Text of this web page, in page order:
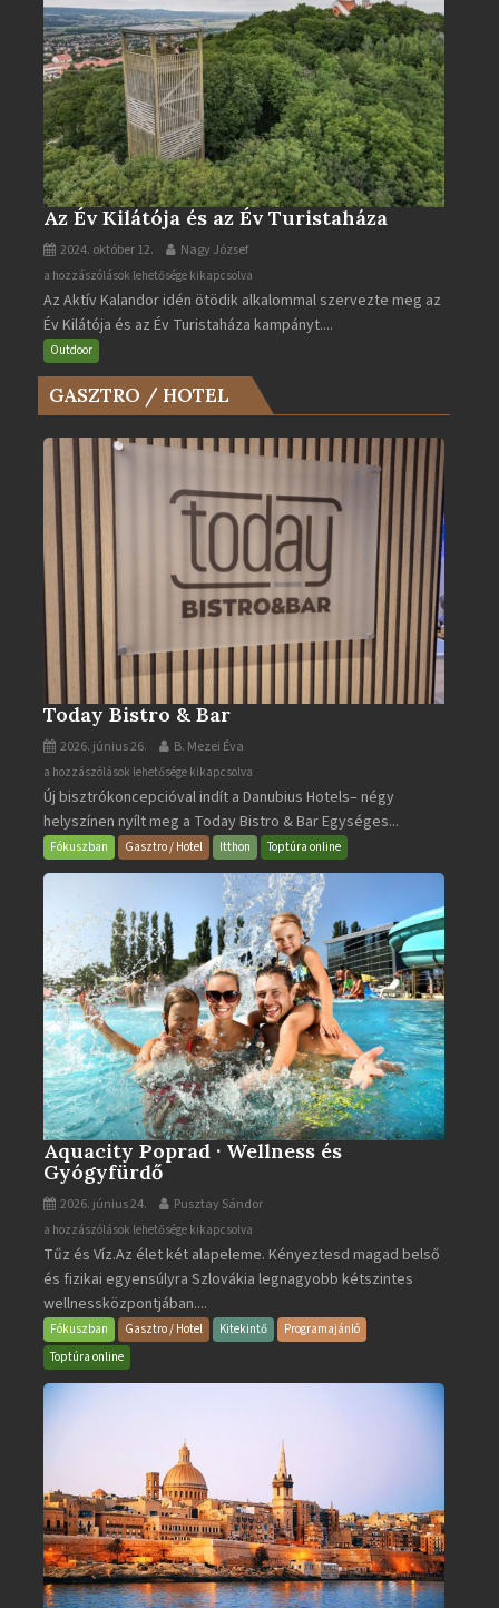
Az Év Kilátója és az Év Turistaháza
2024. október 12. Nagy József
Az
Év
Kilátója
és
az
Év
bejegyzéshez
a hozzászólások lehetősége kikapcsolva
Az Aktív Kalandor idén ötödik alkalommal szervezte meg az
Év Kilátója és az Év Turistaháza kampányt....
Outdoor
GASZTRO / HOTEL
Today Bistro & Bar
2026. június 26. B. Mezei Éva
Today
Bistro
&
Bar
bejegyzéshez
a hozzászólások lehetősége kikapcsolva
Új bisztrókoncepcióval indít a Danubius Hotels– négy
helyszínen nyílt meg a Today Bistro & Bar Egységes...
Fókuszban Gasztro / Hotel Itthon Toptúra online
Aquacity Poprad · Wellness és
Gyógyfürdő
2026. június 24. Pusztay Sándor
Aquacity
Poprad
·
Wellness
és
Gyógyfürdő
bejegyzéshez
a hozzászólások lehetősége kikapcsolva
Tűz és Víz.Az élet két alapeleme. Kényeztesd magad belső
és fizikai egyensúlyra Szlovákia legnagyobb kétszintes
wellnessközpontjában....
Fókuszban Gasztro / Hotel Kitekintő
Programajánló
Toptúra online